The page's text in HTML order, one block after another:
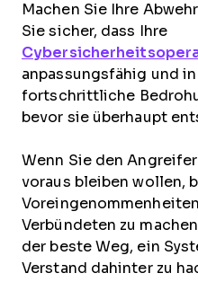
Machen Sie Ihre
Sie sicher, dass Ihre
anpassungsfähig und
fortschrittliche
bevor sie überhaupt
Wenn Sie den
voraus bleiben wollen,
Verbündeten zu
der beste Weg, ein
Verstand dahinter zu